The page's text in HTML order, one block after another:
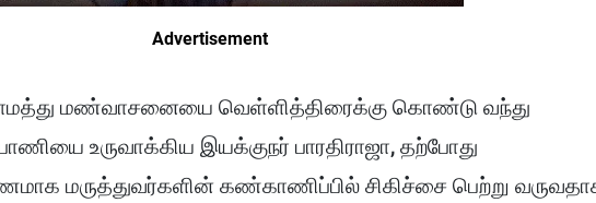
Advertisement
மண்வாசனையை வெள்ளித்திரைக்கு கொண்டு வந்து
உருவாக்கிய இயக்குநர் பாரதிராஜா, தற்போது
மருத்துவர்களின் கண்காணிப்பில் சிகிச்சை பெற்று